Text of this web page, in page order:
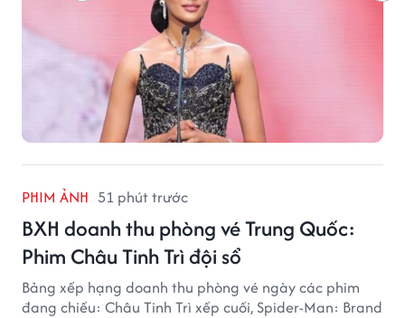
PHIM ẢNH 51 phút trước
BXH doanh thu phòng vé Trung Quốc:
Phim Châu Tinh Trì đội sổ
Bảng xếp hạng doanh thu phòng vé ngày các phim
đang chiếu: Châu Tinh Trì xếp cuối, Spider-Man: Brand